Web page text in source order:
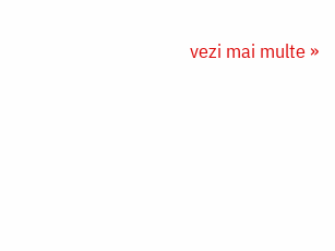
vezi mai multe »